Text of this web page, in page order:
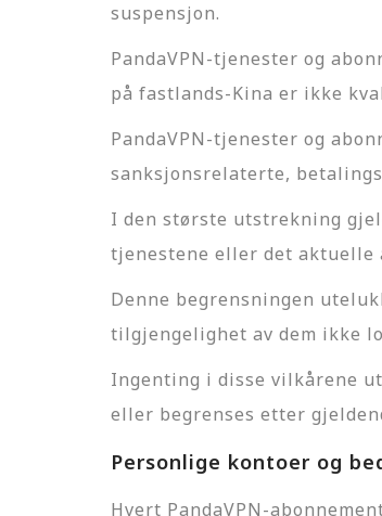
suspensjon.
PandaVPN-tjenester og
på fastlands-Kina er ikke
PandaVPN-tjenester og
sanksjonsrelaterte,
I den største utstrekning
tjenestene eller det aktuelle
Denne begrensningen
tilgjengelighet av dem ikke
Ingenting i disse vilkårene
eller begrenses etter
Personlige kontoer og
Hvert PandaVPN-